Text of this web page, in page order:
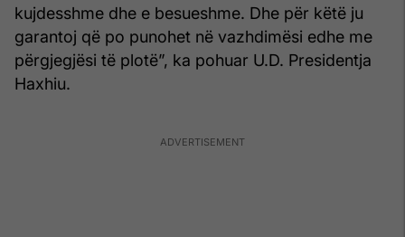
kujdesshme dhe e besueshme. Dhe për këtë ju
garantoj që po punohet në vazhdimësi edhe me
përgjegjësi të plotë”, ka pohuar U.D. Presidentja
Haxhiu.